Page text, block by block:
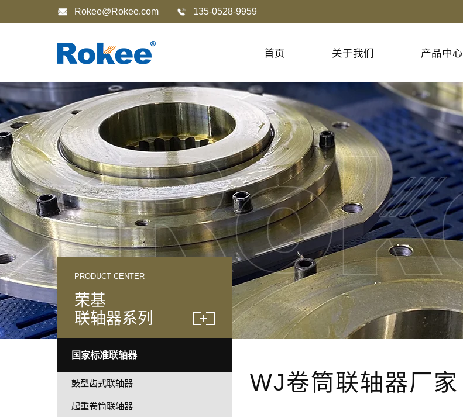
Rokee@Rokee.com 135-0528-9959
首页 关于我们 产品中心
WJ卷筒联轴器厂家
PRODUCT CENTER
荣基
联轴器系列
国家标准联轴器
鼓型齿式联轴器
起重卷筒联轴器